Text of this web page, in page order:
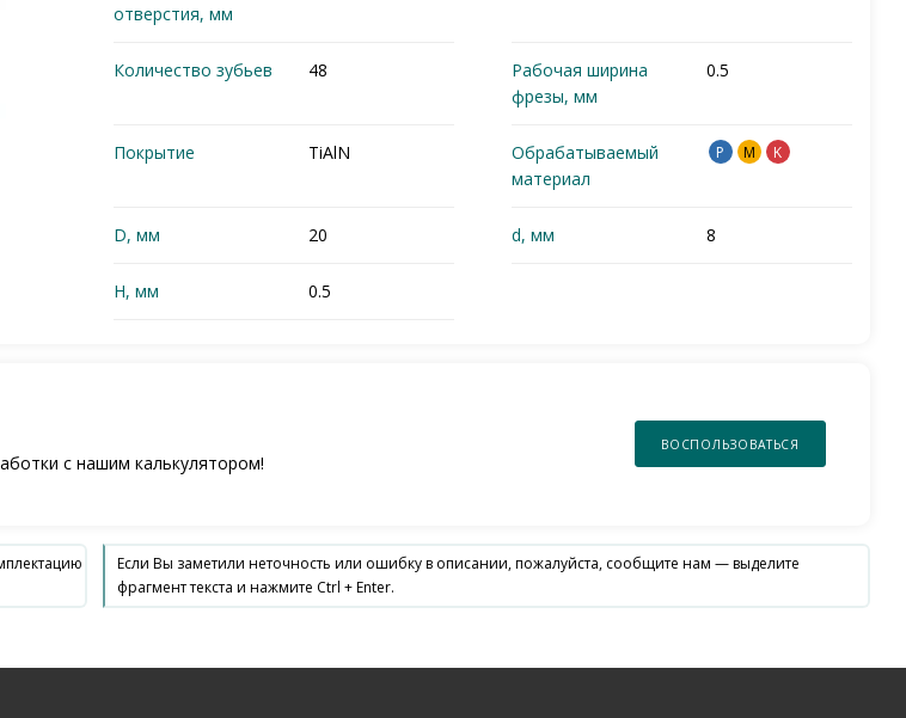
отверстия, мм
Количество зубьев 48
Рабочая ширина
фрезы, мм
0.5
Покрытие TiAlN
Обрабатываемый
материал
P M K
D, мм 20 d, мм 8
H, мм 0.5
с нашим калькулятором!
ВОСПОЛЬЗОВАТЬСЯ
Если Вы заметили неточность или ошибку в описании, пожалуйста, сообщите нам — выделите
фрагмент текста и нажмите Ctrl + Enter.